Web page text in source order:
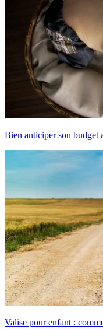
Bien anticiper son budget
Valise pour enfant :